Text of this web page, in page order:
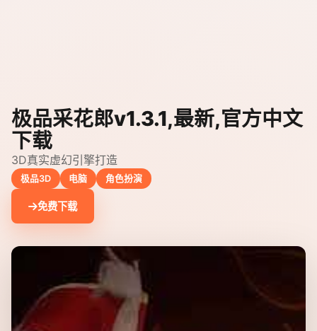
极品采花郎v1.3.1,最新,官方中文
下载
3D真实虚幻引擎打造
极品3D 电脑 角色扮演
免费下载